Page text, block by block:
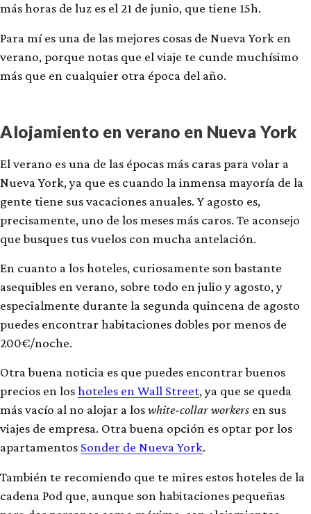
más horas de luz es el 21 de junio, que tiene 15h.
Para mí es una de las mejores cosas de Nueva York en
verano, porque notas que el viaje te cunde muchísimo
más que en cualquier otra época del año.
Alojamiento en verano en Nueva York
El verano es una de las épocas más caras para volar a
Nueva York, ya que es cuando la inmensa mayoría de la
gente tiene sus vacaciones anuales. Y agosto es,
precisamente, uno de los meses más caros. Te aconsejo
que busques tus vuelos con mucha antelación.
En cuanto a los hoteles, curiosamente son bastante
asequibles en verano, sobre todo en julio y agosto, y
especialmente durante la segunda quincena de agosto
puedes encontrar habitaciones dobles por menos de
200€/noche.
Otra buena noticia es que puedes encontrar buenos
precios en loshoteles en Wall Street, ya que se queda
más vacío al no alojar a loswhite-collar workers en sus
viajes de empresa. Otra buena opción es optar por los
apartamentos Sonder de Nueva York.
También te recomiendo que te mires estos hoteles de la
cadena Pod que, aunque son habitaciones pequeñas